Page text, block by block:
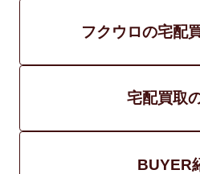
フクウロの宅配
宅配買取
BUYER